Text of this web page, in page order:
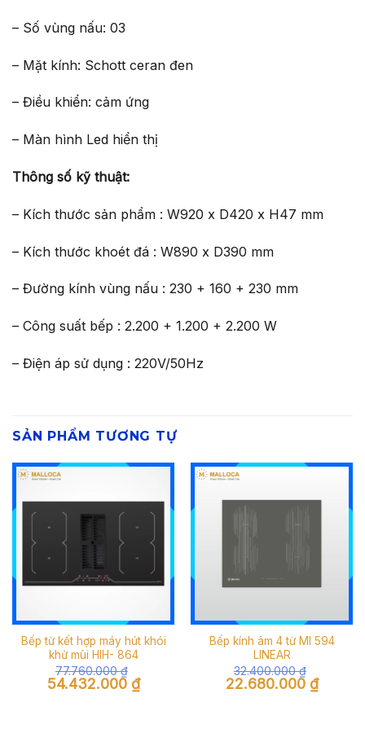
– Số vùng nấu: 03
– Mặt kính: Schott ceran đen
– Điều khiển: cảm ứng
– Màn hình Led hiển thị
Thông số kỹ thuật:
– Kích thước sản phẩm : W920 x D420 x H47 mm
– Kích thước khoét đá : W890 x D390 mm
– Đường kính vùng nấu : 230 + 160 + 230 mm
– Công suất bếp : 2.200 + 1.200 + 2.200 W
– Điện áp sử dụng : 220V/50Hz
SẢN PHẨM TƯƠNG TỰ
Bếp từ kết hợp máy hút khói
khử mùi HIH- 864
77.760.000₫
Giá
gốc
54.432.000 ₫Giá
hiện
Bếp kính âm 4 từ MI 594
LINEAR
32.400.000₫
Giá
gốc
22.680.000 ₫Giá
hiện